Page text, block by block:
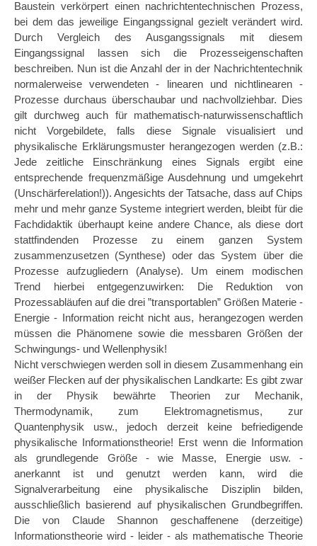
Baustein verkörpert einen nachrichtentechnischen Prozess,
bei dem das jeweilige Eingangssignal gezielt verändert wird.
Durch Vergleich des Ausgangssignals mit diesem
Eingangssignal lassen sich die Prozesseigenschaften
beschreiben. Nun ist die Anzahl der in der Nachrichtentechnik
normalerweise verwendeten - linearen und nichtlinearen -
Prozesse durchaus überschaubar und nachvollziehbar. Dies
gilt durchweg auch für mathematisch-naturwissenschaftlich
nicht Vorgebildete, falls diese Signale visualisiert und
physikalische Erklärungsmuster herangezogen werden (z.B.:
Jede zeitliche Einschränkung eines Signals ergibt eine
entsprechende frequenzmäßige Ausdehnung und umgekehrt
(Unschärferelation!)). Angesichts der Tatsache, dass auf Chips
mehr und mehr ganze Systeme integriert werden, bleibt für die
Fachdidaktik überhaupt keine andere Chance, als diese dort
stattfindenden Prozesse zu einem ganzen System
zusammenzusetzen (Synthese) oder das System über die
Prozesse aufzugliedern (Analyse). Um einem modischen
Trend hierbei entgegenzuwirken: Die Reduktion von
Prozessabläufen auf die drei ”transportablen” Größen Materie -
Energie - Information reicht nicht aus, herangezogen werden
müssen die Phänomene sowie die messbaren Größen der
Schwingungs- und Wellenphysik!
Nicht verschwiegen werden soll in diesem Zusammenhang ein
weißer Flecken auf der physikalischen Landkarte: Es gibt zwar
in der Physik bewährte Theorien zur Mechanik,
Thermodynamik, zum Elektromagnetismus, zur
Quantenphysik usw., jedoch derzeit keine befriedigende
physikalische Informationstheorie! Erst wenn die Information
als grundlegende Größe - wie Masse, Energie usw. -
anerkannt ist und genutzt werden kann, wird die
Signalverarbeitung eine physikalische Disziplin bilden,
ausschließlich basierend auf physikalischen Grundbegriffen.
Die von Claude Shannon geschaffenene (derzeitige)
Informationstheorie wird - leider - als mathematische Theorie